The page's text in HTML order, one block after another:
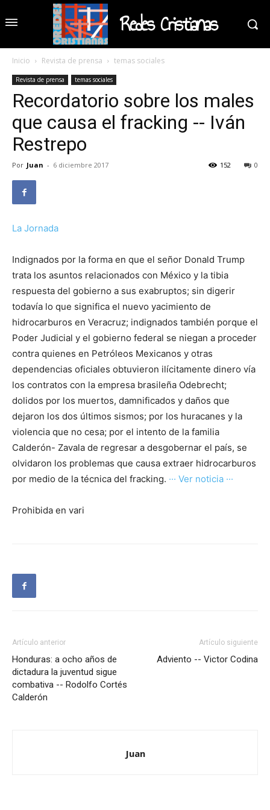
Redes Cristianas
Inicio Revista de prensa temas sociales
Revista de prensa temas sociales
Recordatorio sobre los males
que causa el fracking -- Iván
Restrepo
Por Juan - 6 diciembre 2017 0
152
La Jornada
Indignados por la forma en que el señor Donald Trump
trata los asuntos relacionados con México y la tibia
respuesta del gobierno a sus exabruptos; sin digerir
todavía lo que significa el nuevo yacimiento de
hidrocarburos en Veracruz; indignados también porque el
Poder Judicial y el gobierno federal se niegan a proceder
contra quienes en Petróleos Mexicanos y otras
dependencias oficiales obtuvieron ilícitamente dinero vía
los contratos con la empresa brasileña Odebrecht;
dolidos por los muertos, damnificados y daños que
dejaron los dos últimos sismos; por los huracanes y la
violencia que no cesa; por el intento de la familia
Calderón- Zavala de regresar a desgobernar el país, se
olvidaron los problemas que causa extraer hidrocarburos
por medio de la técnica del fracking. ··· Ver noticia ···
Prohibida en vari
Artículo anterior
Honduras: a ocho años de
dictadura la juventud sigue
combativa -- Rodolfo Cortés
Calderón
Artículo siguiente
Adviento -- Victor Codina
Juan